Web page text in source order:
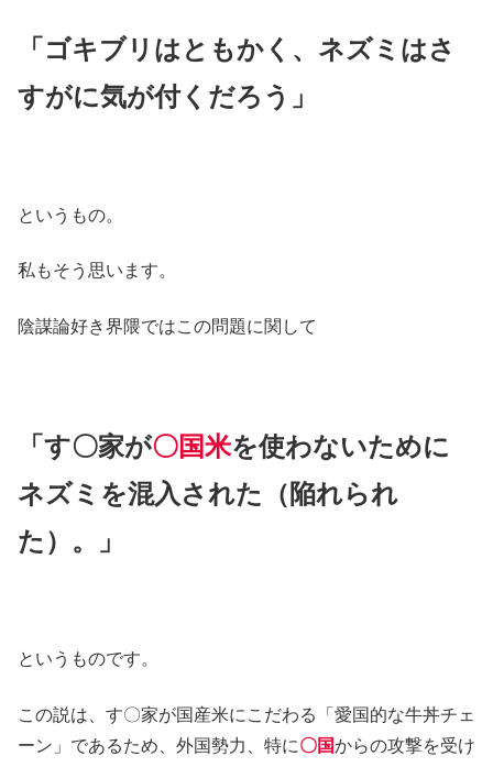
「ゴキブリはともかく、ネズミはさ
すがに気が付くだろう」
というもの。
私もそう思います。
陰謀論好き界隈ではこの問題に関して
「す〇家が〇国米を使わないために
ネズミを混入された（陥れられ
た）。」
というものです。
この説は、す〇家が国産米にこだわる「愛国的な牛丼チェ
ーン」であるため、外国勢力、特に〇国からの攻撃を受け